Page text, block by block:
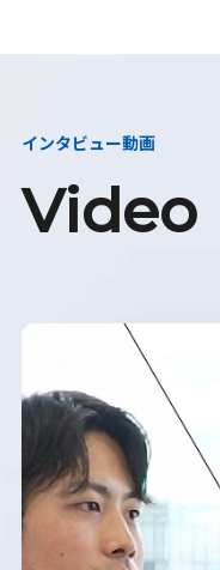
インタビュー動画
Video